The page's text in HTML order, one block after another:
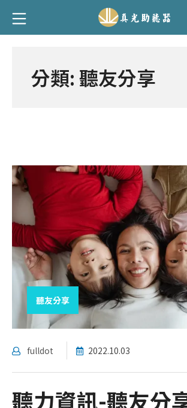
Mobile Menu
真光
分類: 聽友分享
聽友分享
fulldot 2022.10.03
聽力資訊-聽友分